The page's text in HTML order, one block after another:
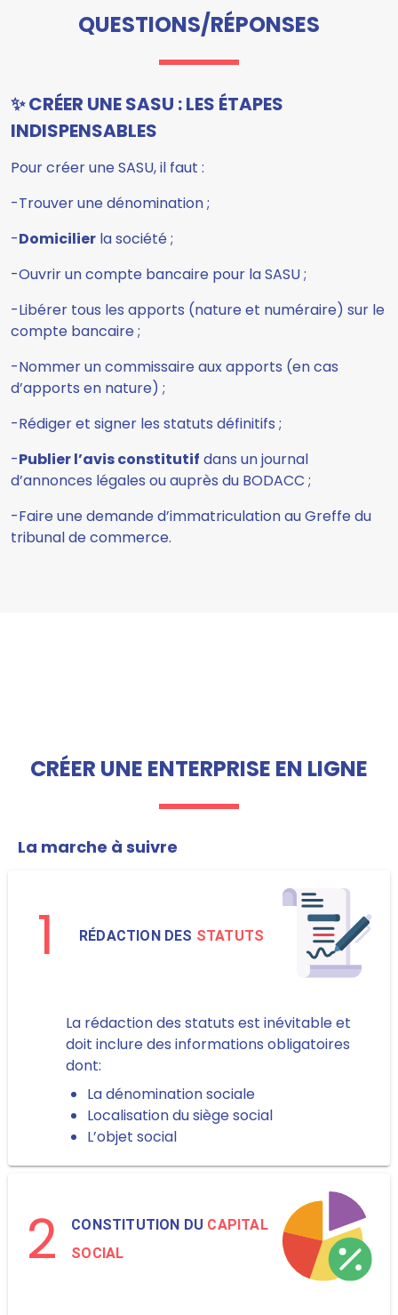
QUESTIONS/RÉPONSES
✨ CRÉER UNE SASU : LES ÉTAPES
INDISPENSABLES
Pour créer une SASU, il faut :
-Trouver une dénomination ;
-Domicilier la société ;
-Ouvrir un compte bancaire pour la SASU ;
-Libérer tous les apports (nature et numéraire) sur le
compte bancaire ;
-Nommer un commissaire aux apports (en cas
d’apports en nature) ;
-Rédiger et signer les statuts définitifs ;
-Publier l’avis constitutif dans un journal
d’annonces légales ou auprès du BODACC ;
-Faire une demande d’immatriculation au Greffe du
tribunal de commerce.
CRÉER UNE ENTERPRISE EN LIGNE
La marche à suivre
1 RÉDACTION DES STATUTS
La rédaction des statuts est inévitable et
doit inclure des informations obligatoires
dont:
La dénomination sociale
Localisation du siège social
L’objet social
2 CONSTITUTION DU CAPITAL
SOCIAL